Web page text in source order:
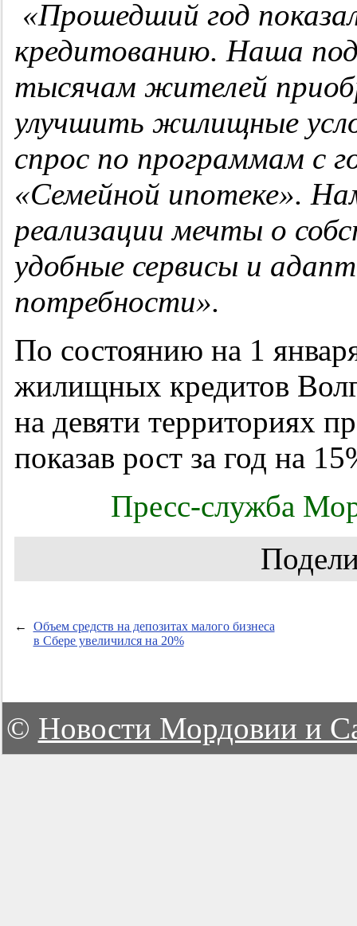
«Прошедший год
кредитованию. Наша
тысячам жителей
улучшить жилищные
спрос по программам с
«Семейной ипотеке».
реализации мечты о
удобные сервисы и
потребности».
По состоянию на 1
жилищных кредитов
на девяти территориях
показав рост за год на
Пресс-служба
←
Объем средств на депозитах малого бизнеса
в Сбере увеличился на 20%
© Новости Мордовии и